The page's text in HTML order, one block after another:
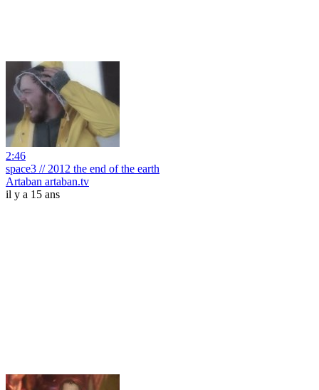
2:46
space3 // 2012 the end of the earth
Artaban artaban.tv
il y a 15 ans